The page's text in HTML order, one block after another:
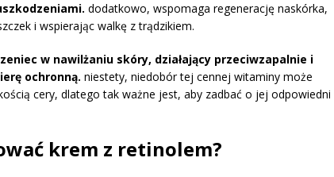
dodatkowo, wspomaga regenerację naskórka,
i wspierając walkę z trądzikiem.
w nawilżaniu skóry, działający przeciwzapalnie i
ochronną. niestety, niedobór tej cennej witaminy może
cery, dlatego tak ważne jest, aby zadbać o jej odpowiedni
krem z retinolem?